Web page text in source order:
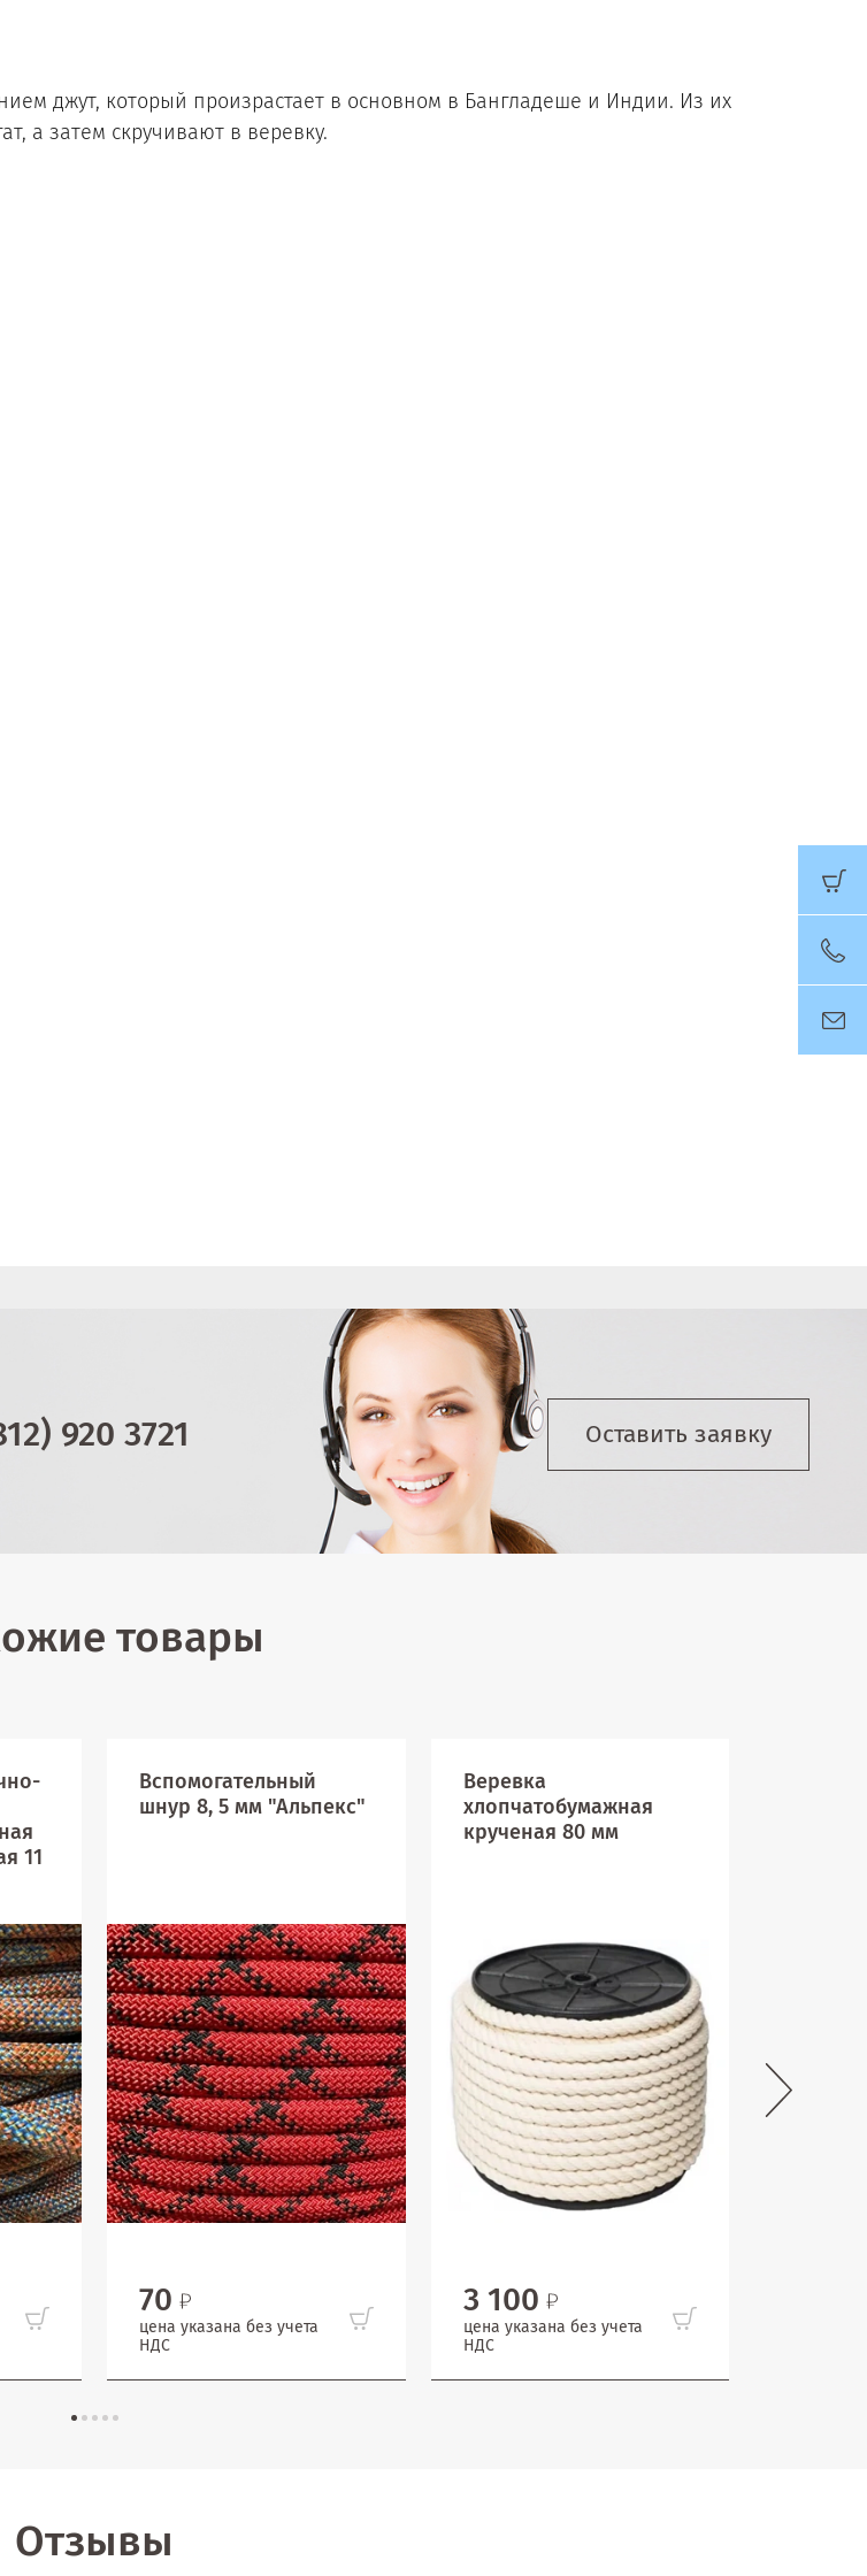
джут, который произрастает в основном в Бангладеше и Индии. Из их
а затем скручивают в веревку.
920 3721 Оставить заявку
товары
11
Вспомогательный
шнур 8, 5 мм "Альпекс"
70
цена указана без учета
НДС
Веревка
хлопчатобумажная
крученая 80 мм
3 100
цена указана без учета
НДС
Отзывы